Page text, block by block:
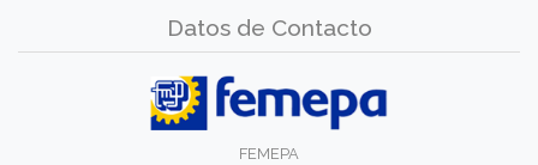
Datos de Contacto
FEMEPA